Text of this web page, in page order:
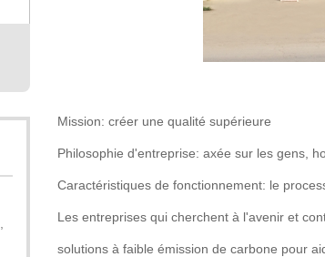
Mission: créer une qualité supérieure
Philosophie d'entreprise: axée sur les gens,
Caractéristiques de fonctionnement: le
Les entreprises qui cherchent à l'avenir et
solutions à faible émission de carbone pour
machine à popcorn à gaz